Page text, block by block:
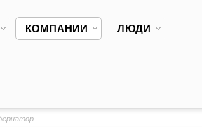
КОМПАНИИ ЛЮДИ